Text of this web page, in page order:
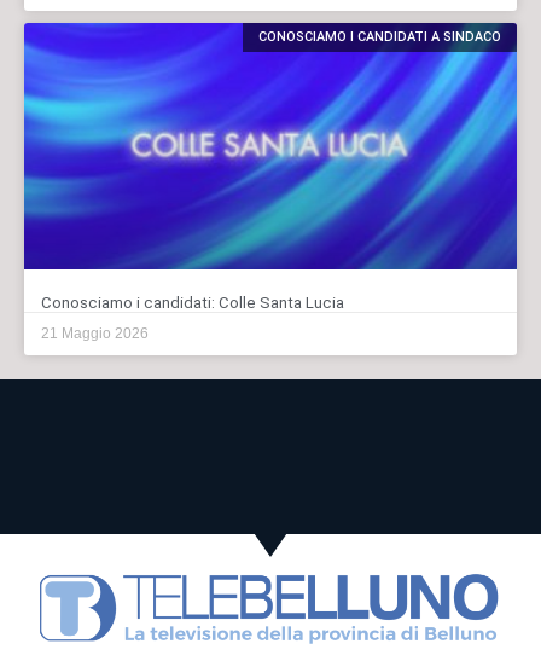
CONOSCIAMO I CANDIDATI A SINDACO
Conosciamo i candidati: Colle Santa Lucia
21 Maggio 2026